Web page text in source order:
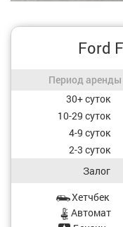
Ford
Период аренды / Цена
Период аренды
Стоимость, в30+ суток
10-29 суток
4-9 суток
2-3 суток
Залог
Характеристики авто
Хетчбек
Aвтомат